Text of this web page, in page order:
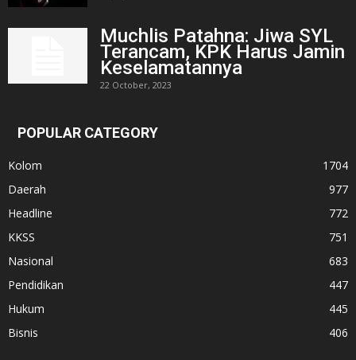
Muchlis Patahna: Jiwa SYL
Terancam, KPK Harus Jamin
Keselamatannya
22 October, 2023
POPULAR CATEGORY
Kolom
1704
Daerah
977
Headline
772
KKSS
751
Nasional
683
Pendidikan
447
Hukum
445
Bisnis
406